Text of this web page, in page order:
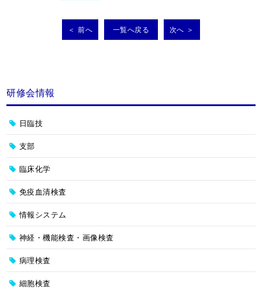
＜ 前へ 一覧へ戻る 次へ ＞
研修会情報
日臨技
支部
臨床化学
免疫血清検査
情報システム
神経・機能検査・画像検査
病理検査
細胞検査